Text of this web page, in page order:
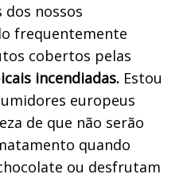
dos nossos
frequentemente
cobertos pelas
incendiadas. Estou
europeus
de que não serão
quando
ou desfrutam